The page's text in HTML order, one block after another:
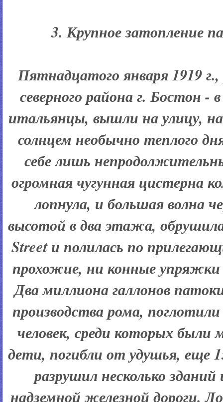
3. Крупное затопление
Пятнадцатого января 1919
северного района г. Бостон -
итальянцы, вышли на улицу,
солнцем необычно теплого
себе лишь
огромная чугунная цистерна
лопнула, и большая волна
высотой в два этажа,
Street и полилась по
прохожие, ни конные упряжки
Два миллиона галлонов
производства рома,
человек, среди которых
дети, погибли от удушья, еще
разрушил несколько
надземной железной дороги.